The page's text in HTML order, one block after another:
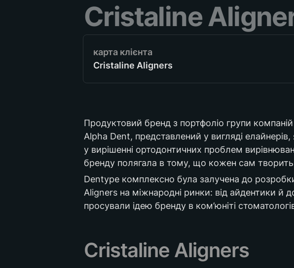
Cristaline
Cristaline Aligners
Продуктовий бренд з портфоліо групи
Alpha Dent, представлений у вигляді
у вирішенні ортодонтичних проблем
бренду полягала в тому, що кожен сам творить
Dentype комплексно була залучена до
Aligners на міжнародні ринки: від айдентики й
просували ідею бренду в ком’юніті
Cristaline Aligners